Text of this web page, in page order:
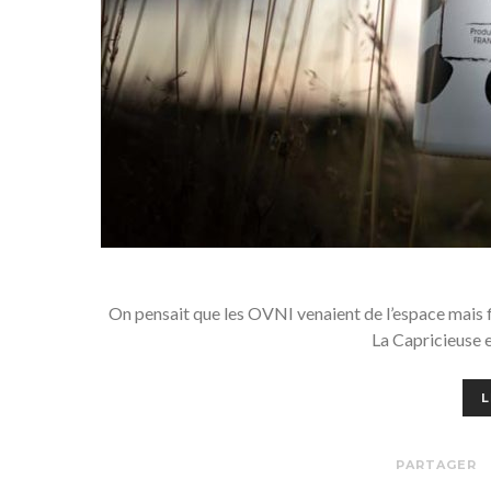
On pensait que les OVNI venaient de l’espace
La Capricieuse
PARTAGER